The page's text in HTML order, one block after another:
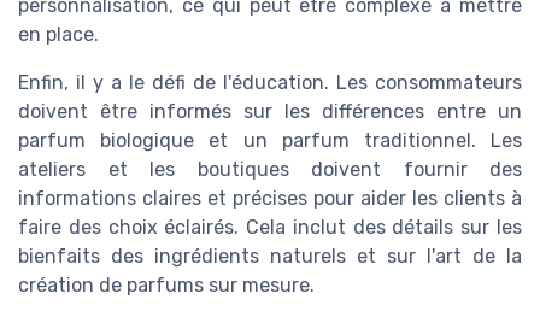
personnalisation, ce qui peut être complexe à mettre
en place.
Enfin, il y a le défi de l'éducation. Les consommateurs
doivent être informés sur les différences entre un
parfum biologique et un parfum traditionnel. Les
ateliers et les boutiques doivent fournir des
informations claires et précises pour aider les clients à
faire des choix éclairés. Cela inclut des détails sur les
bienfaits des ingrédients naturels et sur l'art de la
création de parfums sur mesure.